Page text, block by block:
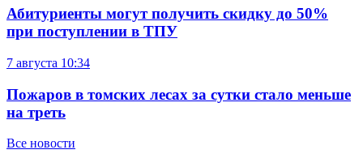
Абитуриенты могут получить скидку до 50%
при поступлении в ТПУ
7 августа 10:34
Пожаров в томских лесах за сутки стало меньше
на треть
Все новости